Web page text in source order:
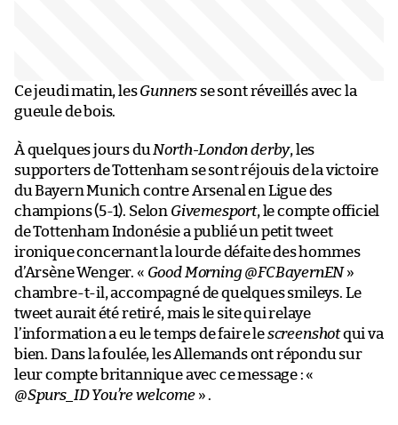
Ce jeudi matin, lesGunners se sont réveillés avec la
gueule de bois.
À quelques jours du North-London derby, les
supporters de Tottenham se sont réjouis de la victoire
du Bayern Munich contre Arsenal en Ligue des
champions (5-1). Selon Givemesport, le compte officiel
de Tottenham Indonésie a publié un petit tweet
ironique concernant la lourde défaite des hommes
d’Arsène Wenger. « Good Morning @FCBayernEN»
chambre-t-il, accompagné de quelques smileys. Le
tweet aurait été retiré, mais le site qui relaye
l’information a eu le temps de faire lescreenshotqui va
bien. Dans la foulée, les Allemands ont répondu sur
leur compte britannique avec ce message : «
@Spurs_ID You’re welcome» .